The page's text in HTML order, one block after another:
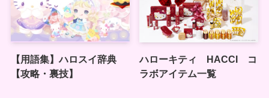
【用語集】ハロスイ辞典
【攻略・裏技】
ハローキティ HACCI コ
ラボアイテム一覧